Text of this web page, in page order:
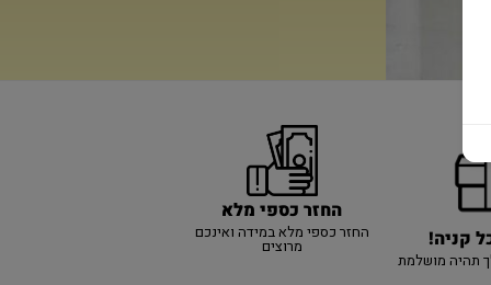
קניה!
תהיה מושלמת
החזר כספי מלא
החזר כספי מלא במידה ואינכם
מרוצים